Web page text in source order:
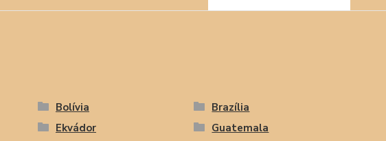
Bolívia
Brazília
Ekvádor
Guatemala